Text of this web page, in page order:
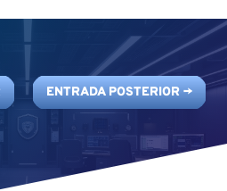
ENTRADA POSTERIOR→